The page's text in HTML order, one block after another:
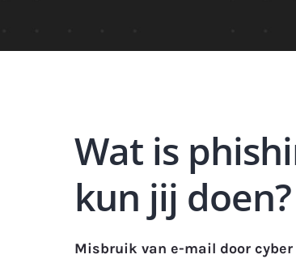
Wat is
kun jij doen?
Misbruik van e-mail door